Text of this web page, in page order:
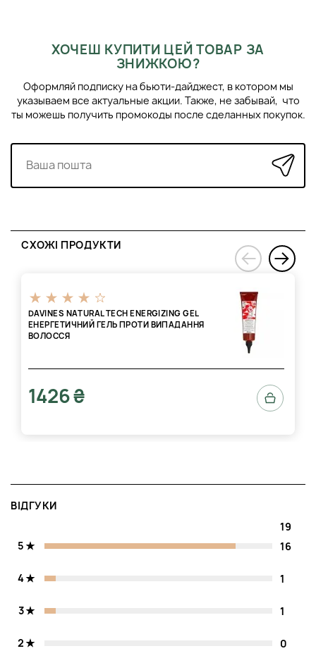
ХОЧЕШ КУПИТИ ЦЕЙ ТОВАР ЗА
ЗНИЖКОЮ?
Оформляй подписку на бьюти-дайджест, в котором мы
указываем все актуальные акции. Также, не забывай, что
ты можешь получить промокоды после сделанных покупок.
СХОЖІ ПРОДУКТИ
DAVINES NATURAL TECH ENERGIZING GEL
ЕНЕРГЕТИЧНИЙ ГЕЛЬ ПРОТИ ВИПАДАННЯ
ВОЛОССЯ
1426 ₴
‹
›
ВІДГУКИ
19
5
16
4 1
3 1
2 0